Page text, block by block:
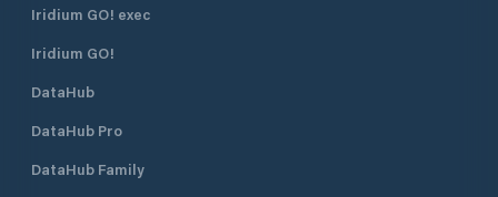
Iridium GO! exec
Iridium GO!
DataHub
DataHub Pro
DataHub Family